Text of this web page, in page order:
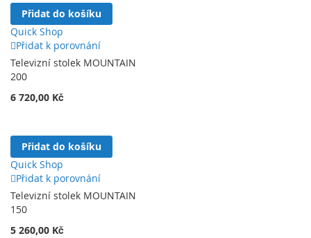
Přidat do košíku
Quick Shop
Přidat k porovnání
Televizní stolek MOUNTAIN
200
6 720,00 Kč
Přidat do košíku
Quick Shop
Přidat k porovnání
Televizní stolek MOUNTAIN
150
5 260,00 Kč